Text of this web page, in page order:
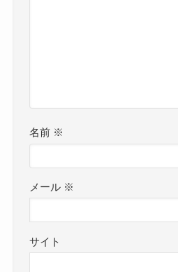
名前 ※
メール ※
サイト